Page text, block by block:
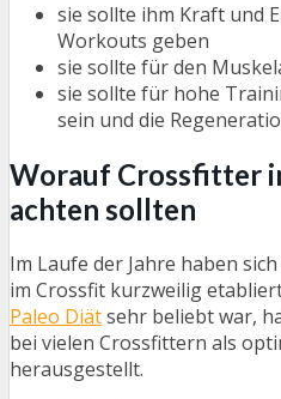
sie sollte ihm Kraft und
Workouts geben
sie sollte für den
sie sollte für hohe
sein und die
Worauf Crossfitter
achten sollten
Im Laufe der Jahre haben
im Crossfit kurzweilig
Paleo Diätsehr beliebt war,
bei vielen Crossfittern als
herausgestellt.